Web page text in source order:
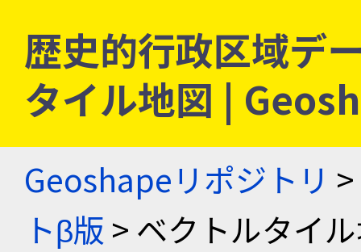
歴史的行政区域デ
タイル地図 |
Geoshapeリポジトリ >
トβ版 > ベクトルタイ